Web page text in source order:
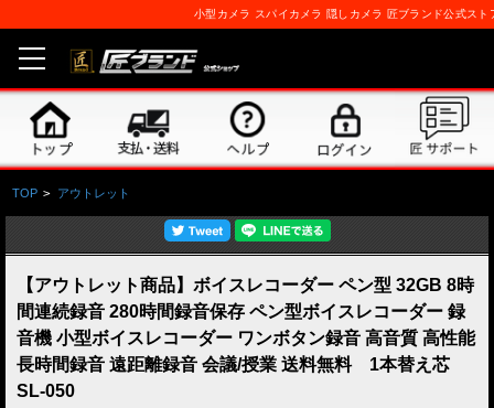
小型カメラ スパイカメラ 隠しカメラ 匠ブランド公式スト
TOP > アウトレット
【アウトレット商品】ボイスレコーダー ペン型 32GB 8時
間連続録音 280時間録音保存 ペン型ボイスレコーダー 録
音機 小型ボイスレコーダー ワンボタン録音 高音質 高性能
長時間録音 遠距離録音 会議/授業 送料無料 1本替え芯
SL-050